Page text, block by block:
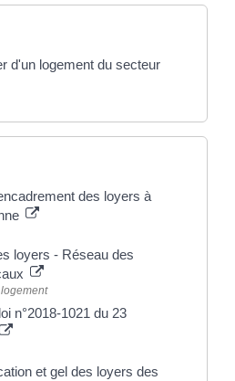
d'un logement du secteur
des loyers à
loyers - Réseau des
n°2018-1021 du 23
et gel des loyers des